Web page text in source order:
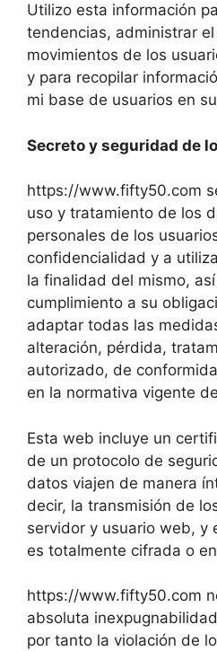
Utilizo esta información
tendencias, administrar
movimientos de los
y para recopilar
mi base de usuarios en
Secreto y seguridad de
https://www.fifty50.com
uso y tratamiento de los
personales de los
confidencialidad y a
la finalidad del mismo,
cumplimiento a su
adaptar todas las
alteración, pérdida,
autorizado, de
en la normativa vigente
Esta web incluye un
de un protocolo de
datos viajen de manera
decir, la transmisión de
servidor y usuario web, y
es totalmente cifrada o
https://www.fifty50.com
absoluta
por tanto la violación de